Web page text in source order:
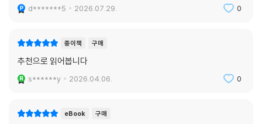
d*******5 2026.07.29. 0
종이책 구매
추천으로 읽어봅니다
s******y 2026.04.06. 0
eBook 구매